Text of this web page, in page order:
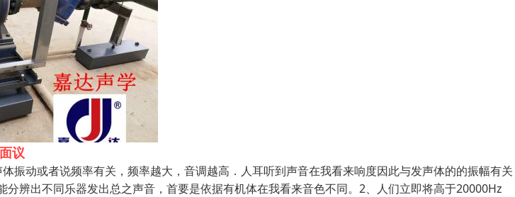
面议
振动或者说频率有关，频率越大，音调越高．人耳听到声音在我看来响度因此与发声体的的振幅有
分辨出不同乐器发出总之声音，首要是依据有机体在我看来音色不同。2、人们立即将高于20000Hz